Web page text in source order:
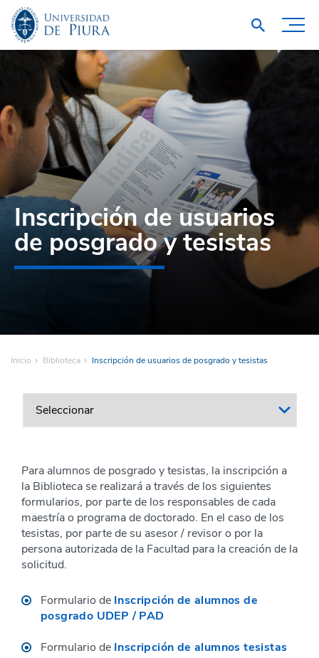
Inscripción de usuarios
de posgrado y tesistas
Inicio Biblioteca Inscripción de usuarios de posgrado y tesistas
Para alumnos de posgrado y tesistas, la inscripción a
la Biblioteca se realizará a través de los siguientes
formularios, por parte de los responsables de cada
maestría o programa de doctorado. En el caso de los
tesistas, por parte de su asesor / revisor o por la
persona autorizada de la Facultad para la creación de la
solicitud.
Formulario de Inscripción de alumnos de
posgrado UDEP / PAD
Formulario de Inscripción de alumnos tesistas